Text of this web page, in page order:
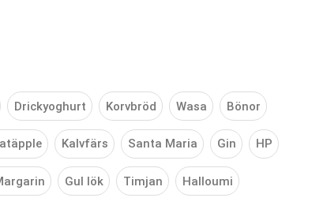
Drickyoghurt Korvbröd Wasa Bönor
Kalvfärs Santa Maria Gin HP
Gul lök Timjan Halloumi